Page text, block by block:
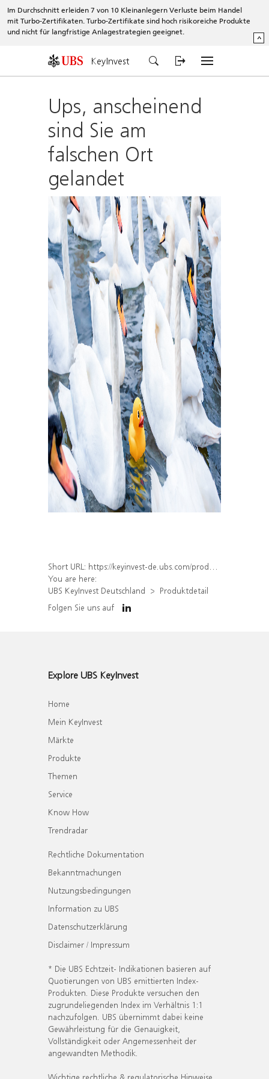
Im Durchschnitt erleiden 7 von 10 Kleinanlegern Verluste beim Handel
mit Turbo-Zertifikaten. Turbo-Zertifikate sind hoch risikoreiche Produkte
und nicht für langfristige Anlagestrategien geeignet.
^
KeyInvest
Ups, anscheinend
sind Sie am
falschen Ort
gelandet
Short URL: https://keyinvest-de.ubs.com/produkt/detail/index/isin/DE000WA6Q8Q3
You are here:
UBS KeyInvest Deutschland
Produktdetail
Folgen Sie uns auf
Explore UBS KeyInvest
Home
Mein KeyInvest
Märkte
Produkte
Themen
Service
Know How
Trendradar
Rechtliche Dokumentation
Bekanntmachungen
Nutzungsbedingungen
Information zu UBS
Datenschutzerklärung
Disclaimer / Impressum
* Die UBS Echtzeit- Indikationen basieren auf
Quotierungen von UBS emittierten Index-
Produkten. Diese Produkte versuchen den
zugrundeliegenden Index im Verhältnis 1:1
nachzufolgen. UBS übernimmt dabei keine
Gewährleistung für die Genauigkeit,
Vollständigkeit oder Angemessenheit der
angewandten Methodik.